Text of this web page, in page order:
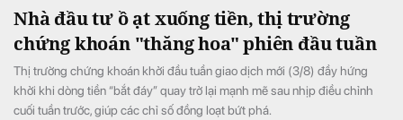
Nhà đầu tư ồ ạt xuống tiền, thị trường
chứng khoán "thăng hoa" phiên đầu tuần
Thị trường chứng khoán khởi đầu tuần giao dịch mới (3/8) đầy hứng
khởi khi dòng tiền “bắt đáy” quay trở lại mạnh mẽ sau nhịp điều chỉnh
cuối tuần trước, giúp các chỉ số đồng loạt bứt phá.